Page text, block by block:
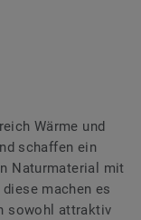
Wärme und
schaffen ein
Naturmaterial mit
machen es
sowohl attraktiv